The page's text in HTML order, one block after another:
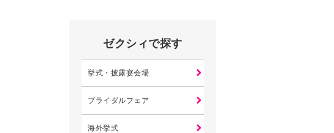
ゼクシィで探す
挙式・披露宴会場
ブライダルフェア
海外挙式